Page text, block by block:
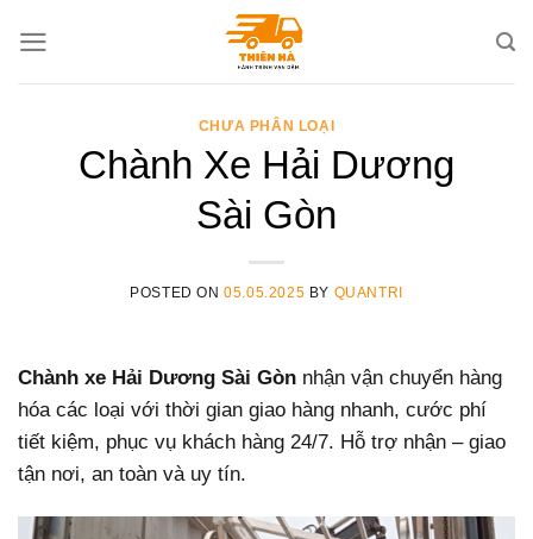
CHƯA PHÂN LOẠI
Chành Xe Hải Dương
Sài Gòn
POSTED ON05.05.2025 BY QUANTRI
Chành xe Hải Dương Sài Gòn nhận vận chuyển hàng
hóa các loại với thời gian giao hàng nhanh, cước phí
tiết kiệm, phục vụ khách hàng 24/7. Hỗ trợ nhận – giao
tận nơi, an toàn và uy tín.